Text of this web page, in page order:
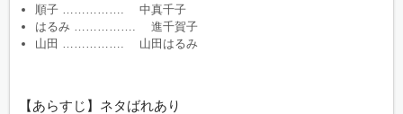
順子 ……………. 中真千子
はるみ ……………. 進千賀子
山田 ……………. 山田はるみ
【あらすじ】ネタばれあり